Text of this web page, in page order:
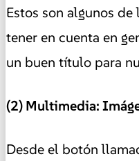
Estos son algunos
tener en cuenta en
un buen título para
(2) Multimedia:
Desde el botón